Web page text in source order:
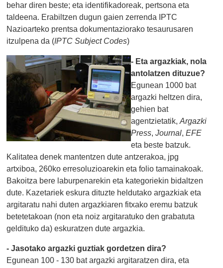
behar diren beste; eta identifikadoreak, pertsona eta
taldeena. Erabiltzen dugun gaien zerrenda IPTC
Nazioarteko prentsa dokumentaziorako tesaurusaren
itzulpena da (IPTC Subject Codes)
- Eta argazkiak, nola
antolatzen dituzue?
Egunean 1000 bat
argazki heltzen dira,
gehien bat
agentzietatik,Argazki
Press ,Journal EFE
eta beste batzuk.
Kalitatea denek mantentzen dute antzerakoa, jpg
artxiboa, 260ko erresoluzioarekin eta folio tamainakoak.
Bakoitza bere laburpenarekin eta kategoriekin bidaltzen
dute. Kazetariek eskura dituzte heldutako argazkiak eta
argitaratu nahi duten argazkiaren fitxako eremu batzuk
betetetakoan (non eta noiz argitaratuko den grabatuta
geldituko da) eskuratzen dute argazkia.
- Jasotako argazki guztiak gordetzen dira?
Egunean 100 - 130 bat argazki argitaratzen dira, eta